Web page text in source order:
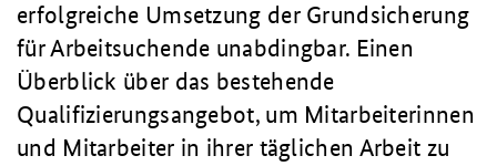
erfolgreiche Umsetzung der Grundsicherung
für Arbeitsuchende unabdingbar. Einen
Überblick über das bestehende
Qualifizierungsangebot, um Mitarbeiterinnen
und Mitarbeiter in ihrer täglichen Arbeit zu